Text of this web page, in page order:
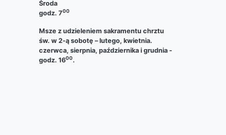
Środa
godz. 700
Msze z udzieleniem sakramentu chrztu
św. w 2-ą sobotę – lutego, kwietnia.
czerwca, sierpnia, października i grudnia -
godz. 1600.